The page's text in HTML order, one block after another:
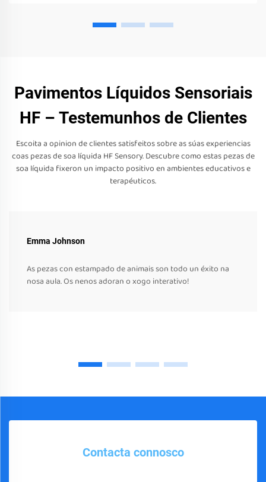
Pavimentos Líquidos Sensoriais
HF – Testemunhos de Clientes
Escoita a opinion de clientes satisfeitos sobre as súas experiencias
coas pezas de soa líquida HF Sensory. Descubre como estas pezas de
soa líquida fixeron un impacto positivo en ambientes educativos e
terapéuticos.
Emma Johnson
As pezas con estampado de animais son todo un éxito na
nosa aula. Os nenos adoran o xogo interativo!
Contacta connosco